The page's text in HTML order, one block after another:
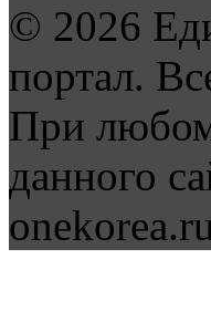
© 2026
портал.
При любом
данного